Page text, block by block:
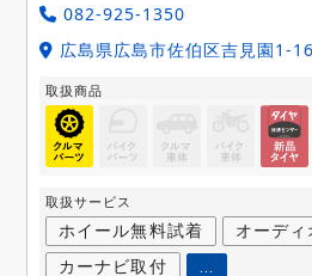
082-925-1350
広島県広島市佐伯区吉見園1-16
取扱商品
取扱サービス
ホイール無料試着
オーディ
カーナビ取付
...